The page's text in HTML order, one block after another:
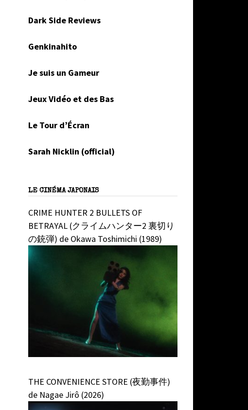
Dark Side Reviews
Genkinahito
Je suis un Gameur
Jeux Vidéo et des Bas
Le Tour d’Écran
Sarah Nicklin (official)
LE CINÉMA JAPONAIS
CRIME HUNTER 2 BULLETS OF
BETRAYAL (クライムハンター2 裏切り
の銃弾) de Okawa Toshimichi (1989)
THE CONVENIENCE STORE (夜勤事件)
de Nagae Jirô (2026)